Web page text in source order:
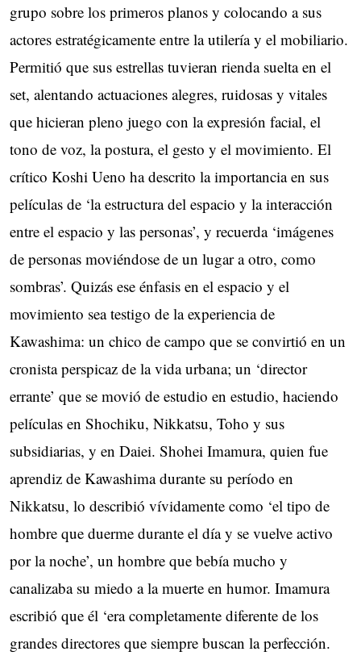
grupo sobre los primeros planos y colocando a sus
actores estratégicamente entre la utilería y el mobiliario.
Permitió que sus estrellas tuvieran rienda suelta en el
set, alentando actuaciones alegres, ruidosas y vitales
que hicieran pleno juego con la expresión facial, el
tono de voz, la postura, el gesto y el movimiento. El
crítico Koshi Ueno ha descrito la importancia en sus
películas de ‘la estructura del espacio y la interacción
entre el espacio y las personas’, y recuerda ‘imágenes
de personas moviéndose de un lugar a otro, como
sombras’. Quizás ese énfasis en el espacio y el
movimiento sea testigo de la experiencia de
Kawashima: un chico de campo que se convirtió en un
cronista perspicaz de la vida urbana; un ‘director
errante’ que se movió de estudio en estudio, haciendo
películas en Shochiku, Nikkatsu, Toho y sus
subsidiarias, y en Daiei. Shohei Imamura, quien fue
aprendiz de Kawashima durante su período en
Nikkatsu, lo describió vívidamente como ‘el tipo de
hombre que duerme durante el día y se vuelve activo
por la noche’, un hombre que bebía mucho y
canalizaba su miedo a la muerte en humor. Imamura
escribió que él ‘era completamente diferente de los
grandes directores que siempre buscan la perfección.